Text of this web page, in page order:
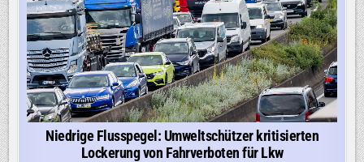
Niedrige Flusspegel: Umweltschützer kritisierten
Lockerung von Fahrverboten für Lkw